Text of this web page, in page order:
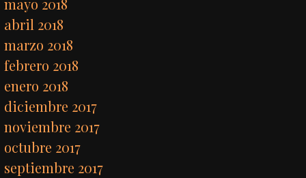
mayo 2018
abril 2018
marzo 2018
febrero 2018
enero 2018
diciembre 2017
noviembre 2017
octubre 2017
septiembre 2017